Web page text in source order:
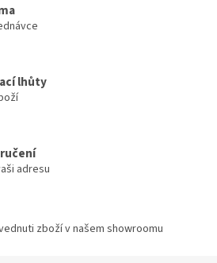
lhůty
adresu
zboží v našem showroomu